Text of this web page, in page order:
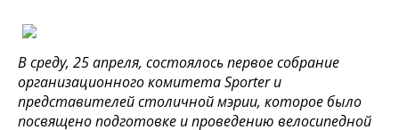
В среду, 25 апреля, состоялось первое собрание
организационного комитета Sporter и
представителей столичной мэрии, которое было
посвящено подготовке и проведению велосипедной